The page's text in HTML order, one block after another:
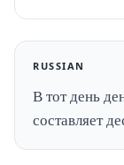
RUSSIAN
В тот день
составляет